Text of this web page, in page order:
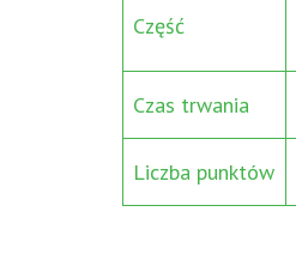
Część
Czas trwania
Liczba punktów